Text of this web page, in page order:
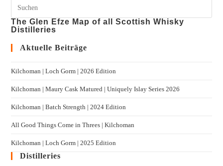
The Glen Efze Map of all Scottish Whisky
Distilleries
Aktuelle Beiträge
Kilchoman | Loch Gorm​ | 2026 Edition
Kilchoman | Maury Cask Matured | Uniquely Islay Series 2026
Kilchoman | Batch Strength | 2024 Edition
All Good Things Come in Threes | Kilchoman
Kilchoman | Loch Gorm​ | 2025 Edition
Distilleries